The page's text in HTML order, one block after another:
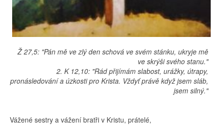
Ž 27,5: "Pán mě ve zlý den schová ve svém stánku, ukryje mě
ve skrýši svého stanu."
2. K 12,10: "Rád přijímám slabost, urážky, útrapy,
pronásledování a úzkosti pro Krista. Vždyť právě když jsem sláb,
jsem silný."
Vážené sestry a vážení bratři v Kristu, prátelé,